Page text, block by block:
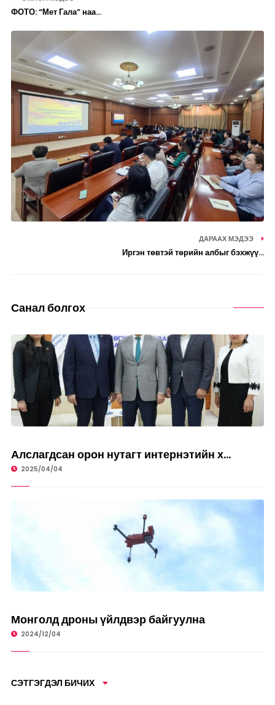
ФОТО: “Мет Гала” наа...
ДАРААХ МЭДЭЭ
Иргэн төвтэй төрийн албыг бэхжүү...
Санал болгох
Алслагдсан орон нутагт интернэтийн х...
2025/04/04
Монголд дроны үйлдвэр байгуулна
2024/12/04
СЭТГЭГДЭЛ БИЧИХ